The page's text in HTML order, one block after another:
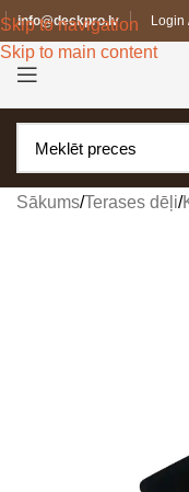
Skip to navigation
Skip to main content
info@deckpro.lv Login
Sākums/Terases dēļi/